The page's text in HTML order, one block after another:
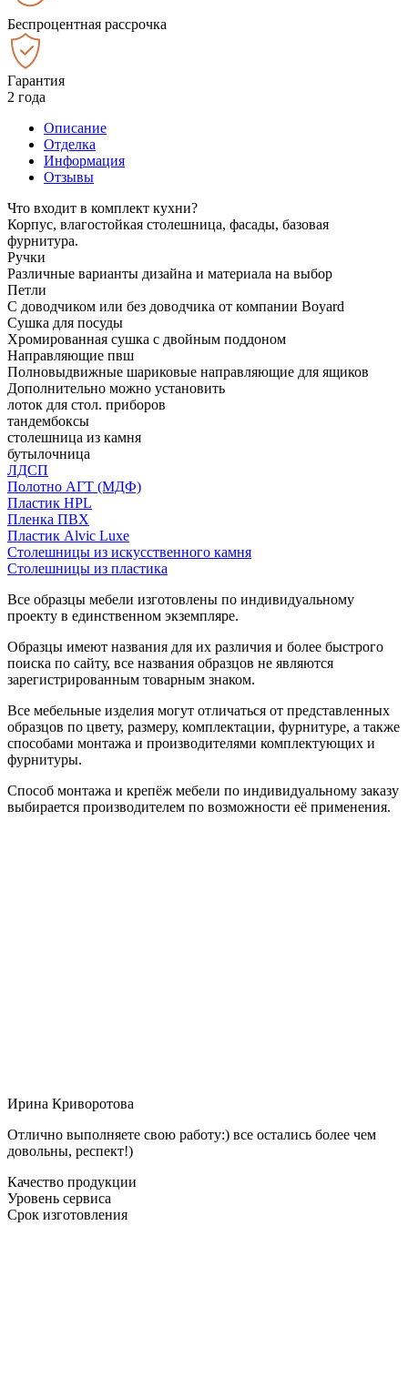
Беспроцентная рассрочка
Гарантия
2 года
Описание
Отделка
Информация
Отзывы
Что входит в комплект кухни?
Корпус, влагостойкая столешница, фасады, базовая
фурнитура.
Ручки
Различные варианты дизайна и материала на выбор
Петли
С доводчиком или без доводчика от компании Boyard
Сушка для посуды
Хромированная сушка с двойным поддоном
Направляющие пвш
Полновыдвижные шариковые направляющие для ящиков
Дополнительно можно установить
лоток для стол. приборов
тандембоксы
столешница из камня
бутылочница
ЛДСП
Полотно АГТ (МДФ)
Пластик HPL
Пленка ПВХ
Пластик Alvic Luxe
Столешницы из искусственного камня
Столешницы из пластика
Все образцы мебели изготовлены по индивидуальному
проекту в единственном экземпляре.
Образцы имеют названия для их различия и более быстрого
поиска по сайту, все названия образцов не являются
зарегистрированным товарным знаком.
Все мебельные изделия могут отличаться от представленных
образцов по цвету, размеру, комплектации, фурнитуре, а также
способами монтажа и производителями комплектующих и
фурнитуры.
Способ монтажа и крепёж мебели по индивидуальному заказу
выбирается производителем по возможности её применения.
Ирина Криворотова
Отлично выполняете свою работу:) все остались более чем
довольны, респект!)
Качество продукции
Уровень сервиса
Срок изготовления